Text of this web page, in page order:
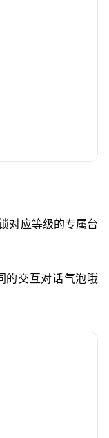
对应等级的专属台
的交互对话气泡哦